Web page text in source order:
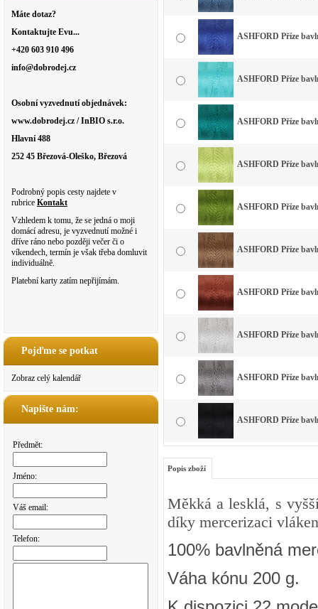
Máte dotaz?
Kontaktujte Evu...
+420 603 910 496
info@dobrodej.cz
Osobní vyzvednutí objednávek:
www.dobrodej.cz / InBIO s.r.o.
Hlavní 488
252 45 Březová-Oleško, Březová
Podrobný popis cesty najdete v
rubrice Kontakt
Vzhledem k tomu, že se jedná o moji
domácí adresu, je vyzvednutí možné i
dříve ráno nebo později večer či o
víkendech, termín je však třeba domluvit
individuálně.
Platební karty zatím nepřijímám.
Pojďme se potkat
Zobraz celý kalendář
Napište nám:
Předmět:
Jméno:
Váš email:
Telefon:
ASHFORD Příze
ASHFORD Příze
ASHFORD Příze
ASHFORD Příze
ASHFORD Příze
ASHFORD Příze
ASHFORD Příze
ASHFORD Příze
ASHFORD Příze
ASHFORD Příze
Popis zboží
Měkká a lesklá, s
díky mercerizaci
100% bavlněná
Váha kónu 200 g.